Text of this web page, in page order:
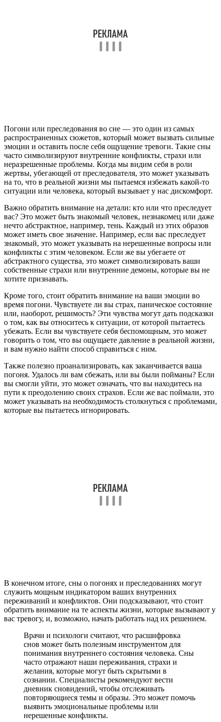
Погони или преследования во сне — это один из самых
распространенных сюжетов, который может вызвать сильные
эмоции и оставить после себя ощущение тревоги. Такие сны
часто символизируют внутренние конфликты, страхи или
неразрешенные проблемы. Когда мы видим себя в роли
жертвы, убегающей от преследователя, это может указывать
на то, что в реальной жизни мы пытаемся избежать какой-то
ситуации или человека, который вызывает у нас дискомфорт.
Важно обратить внимание на детали: кто или что преследует
вас? Это может быть знакомый человек, незнакомец или даже
нечто абстрактное, например, тень. Каждый из этих образов
может иметь свое значение. Например, если вас преследует
знакомый, это может указывать на нерешенные вопросы или
конфликты с этим человеком. Если же вы убегаете от
абстрактного существа, это может символизировать ваши
собственные страхи или внутренние демоны, которые вы не
хотите признавать.
Кроме того, стоит обратить внимание на ваши эмоции во
время погони. Чувствуете ли вы страх, паническое состояние
или, наоборот, решимость? Эти чувства могут дать подсказки
о том, как вы относитесь к ситуации, от которой пытаетесь
убежать. Если вы чувствуете себя беспомощным, это может
говорить о том, что вы ощущаете давление в реальной жизни,
и вам нужно найти способ справиться с ним.
Также полезно проанализировать, как заканчивается ваша
погоня. Удалось ли вам сбежать, или вы были пойманы? Если
вы смогли уйти, это может означать, что вы находитесь на
пути к преодолению своих страхов. Если же вас поймали, это
может указывать на необходимость столкнуться с проблемами,
которые вы пытаетесь игнорировать.
В конечном итоге, сны о погонях и преследованиях могут
служить мощным индикатором ваших внутренних
переживаний и конфликтов. Они подсказывают, что стоит
обратить внимание на те аспекты жизни, которые вызывают у
вас тревогу, и, возможно, начать работать над их решением.
Врачи и психологи считают, что расшифровка
снов может быть полезным инструментом для
понимания внутреннего состояния человека. Сны
часто отражают наши переживания, страхи и
желания, которые могут быть скрытыми в
сознании. Специалисты рекомендуют вести
дневник сновидений, чтобы отслеживать
повторяющиеся темы и образы. Это может помочь
выявить эмоциональные проблемы или
нерешенные конфликты.